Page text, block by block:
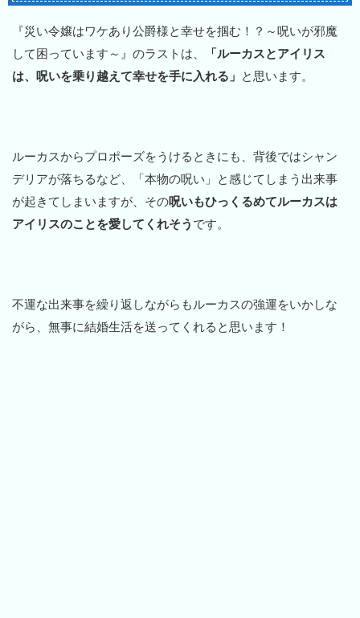
『災い令嬢はワケあり公爵様と幸せを掴む！？～呪いが邪魔
して困っています～』のラストは、
「ルーカスとアイリス
は、呪いを乗り越えて幸せを手に入れる」
と思います。
ルーカスからプロポーズをうけるときにも、背後ではシャン
デリアが落ちるなど、「本物の呪い」と感じてしまう出来事
が起きてしまいますが、その呪いもひっくるめてルーカスは
アイリスのことを愛してくれそう です。
不運な出来事を繰り返しながらもルーカスの強運をいかしな
がら、無事に結婚生活を送ってくれると思います！